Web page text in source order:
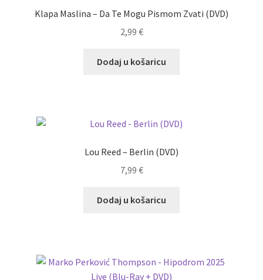
Klapa Maslina – Da Te Mogu Pismom Zvati (DVD)
2,99 €
Dodaj u košaricu
Lou Reed – Berlin (DVD)
7,99 €
Dodaj u košaricu